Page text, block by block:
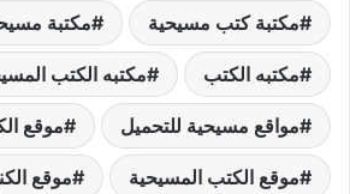
مكتبة كتب مسيحية مكتبة
مكتبه الكتب مكتبه الكتب
مواقع مسيحية للتحميل موقع
موقع الكتب المسيحية موقع